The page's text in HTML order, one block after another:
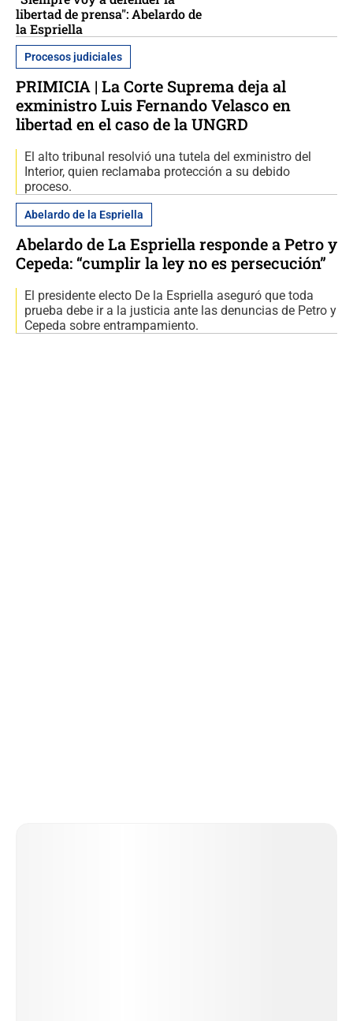
libertad de prensa": Abelardo de
la Espriella
Procesos judiciales
PRIMICIA | La Corte Suprema deja al
exministro Luis Fernando Velasco en
libertad en el caso de la UNGRD
El alto tribunal resolvió una tutela del exministro del
Interior, quien reclamaba protección a su debido
proceso.
Abelardo de la Espriella
Abelardo de La Espriella responde a Petro y
Cepeda: “cumplir la ley no es persecución”
El presidente electo De la Espriella aseguró que toda
prueba debe ir a la justicia ante las denuncias de Petro y
Cepeda sobre entrampamiento.